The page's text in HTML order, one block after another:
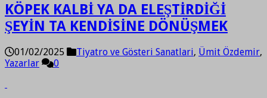
KÖPEK KALBİ YA DA ELEŞTİRDİĞİ
ŞEYİN TA KENDİSİNE DÖNÜŞMEK
01/02/2025 Tiyatro ve Gösteri Sanatlari, Ümit Özdemir,
Yazarlar
0